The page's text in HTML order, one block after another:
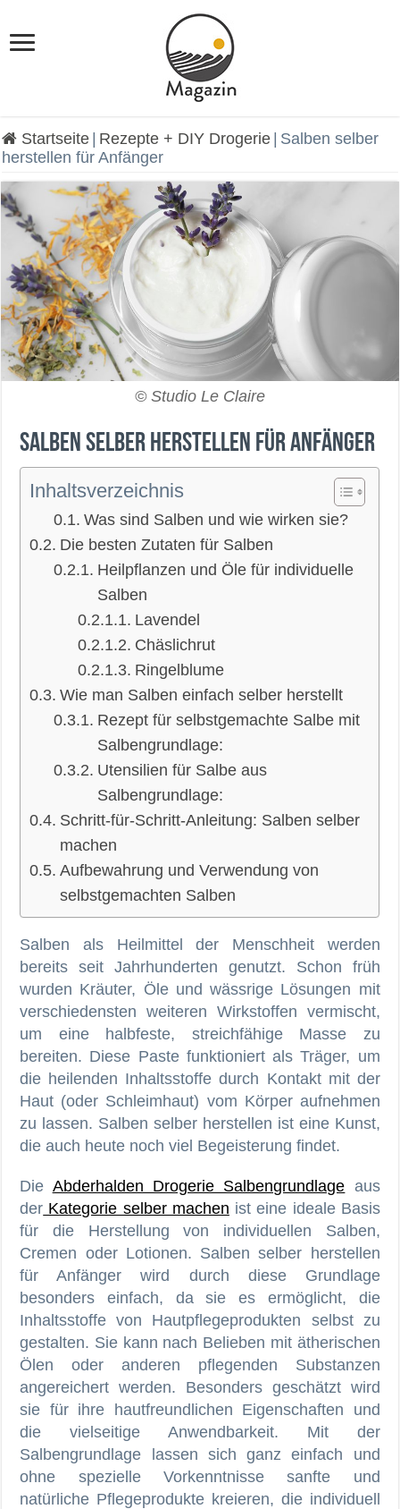
Startseite Rezepte + DIY Drogerie Salben selber
herstellen für Anfänger
© Studio Le Claire
Salben selber herstellen für Anfänger
Inhaltsverzeichnis
Was sind Salben und wie wirken sie?
Die besten Zutaten für Salben
Heilpflanzen und Öle für individuelle
Salben
Lavendel
Chäslichrut
Ringelblume
Wie man Salben einfach selber herstellt
Rezept für selbstgemachte Salbe mit
Salbengrundlage:
Utensilien für Salbe aus
Salbengrundlage:
Schritt-für-Schritt-Anleitung: Salben selber
machen
Aufbewahrung und Verwendung von
selbstgemachten Salben
Salben als Heilmittel der Menschheit werden
bereits seit Jahrhunderten genutzt. Schon früh
wurden Kräuter, Öle und wässrige Lösungen mit
verschiedensten weiteren Wirkstoffen vermischt,
um eine halbfeste, streichfähige Masse zu
bereiten. Diese Paste funktioniert als Träger, um
die heilenden Inhaltsstoffe durch Kontakt mit der
Haut (oder Schleimhaut) vom Körper aufnehmen
zu lassen. Salben selber herstellen ist eine Kunst,
die auch heute noch viel Begeisterung findet.
Die Abderhalden Drogerie Salbengrundlage aus
der Kategorie selber machen ist eine ideale Basis
für die Herstellung von individuellen Salben,
Cremen oder Lotionen. Salben selber herstellen
für Anfänger wird durch diese Grundlage
besonders einfach, da sie es ermöglicht, die
Inhaltsstoffe von Hautpflegeprodukten selbst zu
gestalten. Sie kann nach Belieben mit ätherischen
Ölen oder anderen pflegenden Substanzen
angereichert werden. Besonders geschätzt wird
sie für ihre hautfreundlichen Eigenschaften und
die vielseitige Anwendbarkeit. Mit der
Salbengrundlage lassen sich ganz einfach und
ohne spezielle Vorkenntnisse sanfte und
natürliche Pflegeprodukte kreieren, die individuell